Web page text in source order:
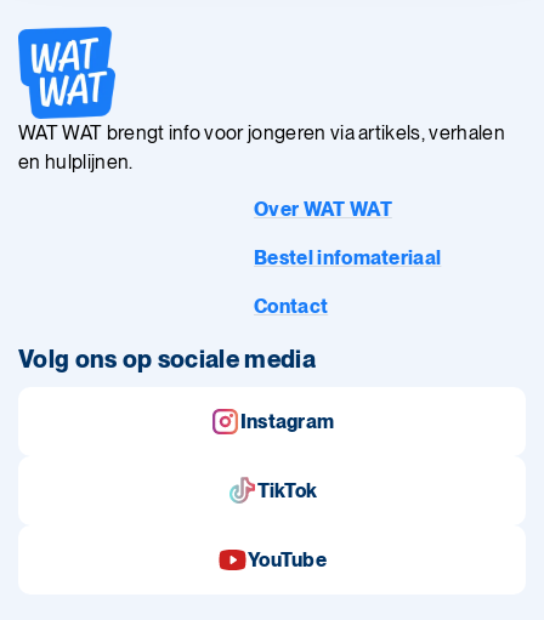
WAT WAT brengt info voor jongeren via artikels, verhalen
en hulplijnen.
Over WAT WAT
Bestel infomateriaal
Contact
Volg ons op sociale media
Instagram
TikTok
YouTube